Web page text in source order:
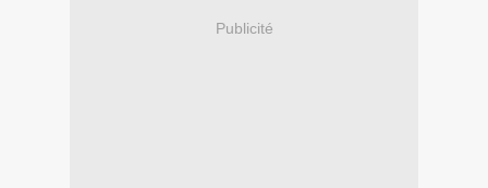
Publicité